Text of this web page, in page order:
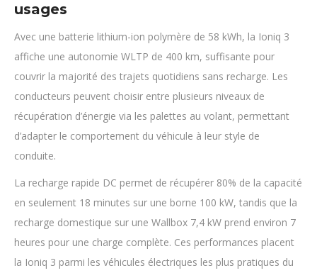
usages
Avec une batterie lithium-ion polymère de 58 kWh, la Ioniq 3
affiche une autonomie WLTP de 400 km, suffisante pour
couvrir la majorité des trajets quotidiens sans recharge. Les
conducteurs peuvent choisir entre plusieurs niveaux de
récupération d’énergie via les palettes au volant, permettant
d’adapter le comportement du véhicule à leur style de
conduite.
La recharge rapide DC permet de récupérer 80% de la capacité
en seulement 18 minutes sur une borne 100 kW, tandis que la
recharge domestique sur une Wallbox 7,4 kW prend environ 7
heures pour une charge complète. Ces performances placent
la Ioniq 3 parmi les véhicules électriques les plus pratiques du